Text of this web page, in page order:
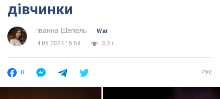
дівчинки
Іванна Шепель
War
4.05.2024 15:59
3,3 т.
0 РУС